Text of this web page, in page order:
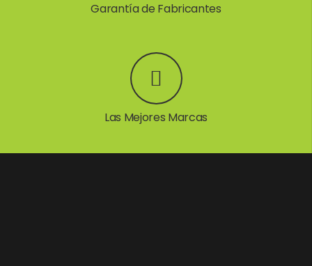
Garantía de Fabricantes
Las Mejores Marcas